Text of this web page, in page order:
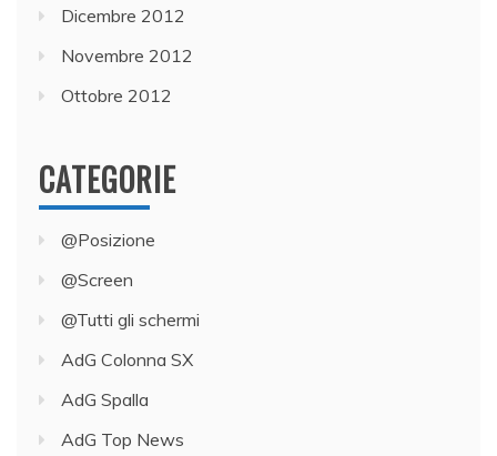
Dicembre 2012
Novembre 2012
Ottobre 2012
CATEGORIE
@Posizione
@Screen
@Tutti gli schermi
AdG Colonna SX
AdG Spalla
AdG Top News